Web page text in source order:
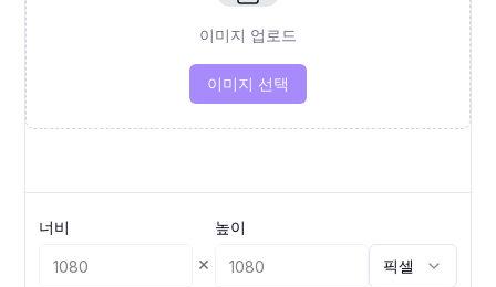
이미지 업로드
이미지 선택
너비
×
높이
픽셀